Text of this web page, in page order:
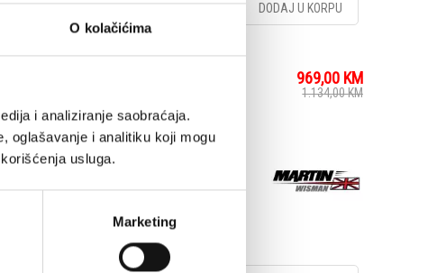
O kolačićima
i analiziranje saobraćaja.
oglašavanje i analitiku koji mogu
usluga.
Marketing
DODAJ U KORPU
969,00 KM
1.134,00KM